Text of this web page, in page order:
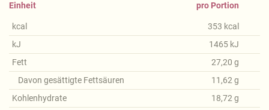
Einheit
kcal
kJ
Fett
Davon gesättigte Fettsäuren
Kohlenhydrate
pro Portion
353 kcal
1465 kJ
27,20 g
11,62 g
18,72 g